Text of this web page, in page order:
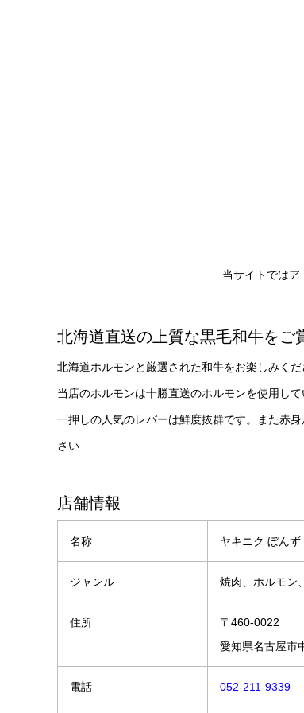
当サイトでは
北海道直送の上質な黒毛和牛をご
北海道ホルモンと厳選された和牛をお楽しみくだ
当店のホルモンは十勝直送のホルモンを使用し
一押しの人気のレバーは鮮度抜群です。また赤
さい
店舗情報
名称 ヤキニク ぼんず
ジャンル 焼肉、ホルモン
住所
〒460-0022
愛知県名古屋市
電話 052-211-9339